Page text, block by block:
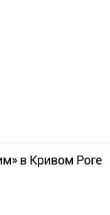
в Кривом Роге